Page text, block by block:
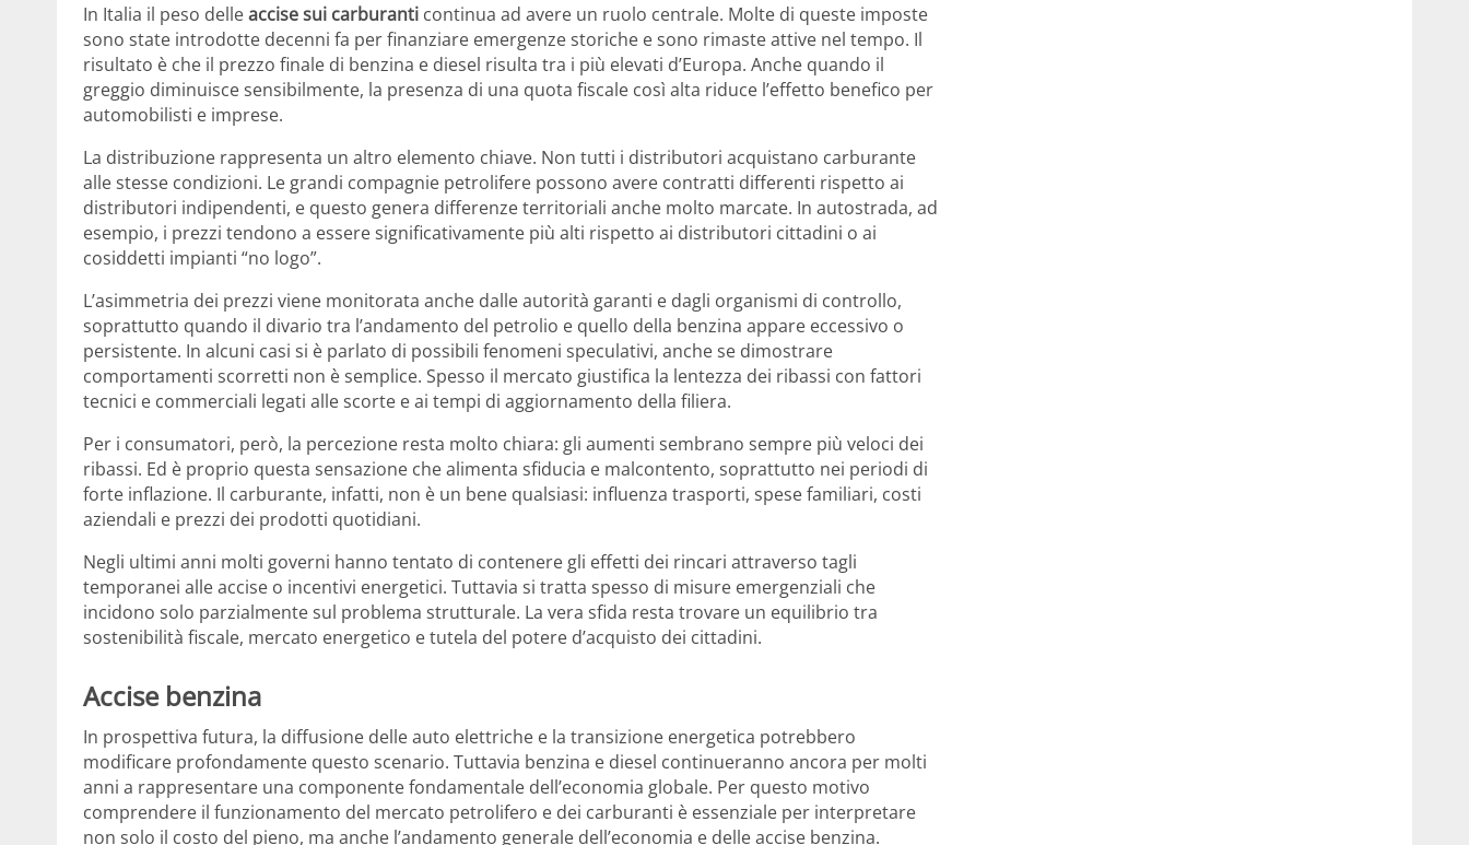
In Italia il peso delleaccise sui carburanti continua ad avere un ruolo centrale. Molte di queste imposte
sono state introdotte decenni fa per finanziare emergenze storiche e sono rimaste attive nel tempo. Il
risultato è che il prezzo finale di benzina e diesel risulta tra i più elevati d’Europa. Anche quando il
greggio diminuisce sensibilmente, la presenza di una quota fiscale così alta riduce l’effetto benefico per
automobilisti e imprese.
La distribuzione rappresenta un altro elemento chiave. Non tutti i distributori acquistano carburante
alle stesse condizioni. Le grandi compagnie petrolifere possono avere contratti differenti rispetto ai
distributori indipendenti, e questo genera differenze territoriali anche molto marcate. In autostrada, ad
esempio, i prezzi tendono a essere significativamente più alti rispetto ai distributori cittadini o ai
cosiddetti impianti “no logo”.
L’asimmetria dei prezzi viene monitorata anche dalle autorità garanti e dagli organismi di controllo,
soprattutto quando il divario tra l’andamento del petrolio e quello della benzina appare eccessivo o
persistente. In alcuni casi si è parlato di possibili fenomeni speculativi, anche se dimostrare
comportamenti scorretti non è semplice. Spesso il mercato giustifica la lentezza dei ribassi con fattori
tecnici e commerciali legati alle scorte e ai tempi di aggiornamento della filiera.
Per i consumatori, però, la percezione resta molto chiara: gli aumenti sembrano sempre più veloci dei
ribassi. Ed è proprio questa sensazione che alimenta sfiducia e malcontento, soprattutto nei periodi di
forte inflazione. Il carburante, infatti, non è un bene qualsiasi: influenza trasporti, spese familiari, costi
aziendali e prezzi dei prodotti quotidiani.
Negli ultimi anni molti governi hanno tentato di contenere gli effetti dei rincari attraverso tagli
temporanei alle accise o incentivi energetici. Tuttavia si tratta spesso di misure emergenziali che
incidono solo parzialmente sul problema strutturale. La vera sfida resta trovare un equilibrio tra
sostenibilità fiscale, mercato energetico e tutela del potere d’acquisto dei cittadini.
Accise benzina
In prospettiva futura, la diffusione delle auto elettriche e la transizione energetica potrebbero
modificare profondamente questo scenario. Tuttavia benzina e diesel continueranno ancora per molti
anni a rappresentare una componente fondamentale dell’economia globale. Per questo motivo
comprendere il funzionamento del mercato petrolifero e dei carburanti è essenziale per interpretare
non solo il costo del pieno, ma anche l’andamento generale dell’economia e delle accise benzina.